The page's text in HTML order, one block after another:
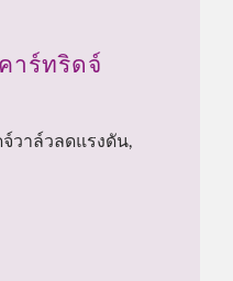
าร์ทริดจ์
วาล์วลดแรงดัน,